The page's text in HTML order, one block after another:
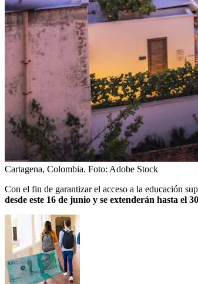
Cartagena, Colombia. Foto: Adobe Stock
Con el fin de garantizar el acceso a la educación
desde este 16 de junio y se extenderán hasta el